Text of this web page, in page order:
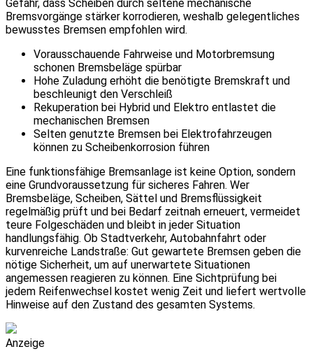
Gefahr, dass Scheiben durch seltene mechanische
Bremsvorgänge stärker korrodieren, weshalb gelegentliches
bewusstes Bremsen empfohlen wird.
Vorausschauende Fahrweise und Motorbremsung
schonen Bremsbeläge spürbar
Hohe Zuladung erhöht die benötigte Bremskraft und
beschleunigt den Verschleiß
Rekuperation bei Hybrid und Elektro entlastet die
mechanischen Bremsen
Selten genutzte Bremsen bei Elektrofahrzeugen
können zu Scheibenkorrosion führen
Eine funktionsfähige Bremsanlage ist keine Option, sondern
eine Grundvoraussetzung für sicheres Fahren. Wer
Bremsbeläge, Scheiben, Sättel und Bremsflüssigkeit
regelmäßig prüft und bei Bedarf zeitnah erneuert, vermeidet
teure Folgeschäden und bleibt in jeder Situation
handlungsfähig. Ob Stadtverkehr, Autobahnfahrt oder
kurvenreiche Landstraße: Gut gewartete Bremsen geben die
nötige Sicherheit, um auf unerwartete Situationen
angemessen reagieren zu können. Eine Sichtprüfung bei
jedem Reifenwechsel kostet wenig Zeit und liefert wertvolle
Hinweise auf den Zustand des gesamten Systems.
Anzeige